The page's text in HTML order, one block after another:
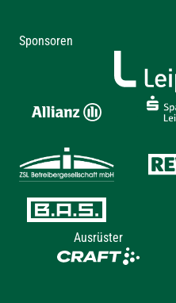
Sponsoren
Ausrüster